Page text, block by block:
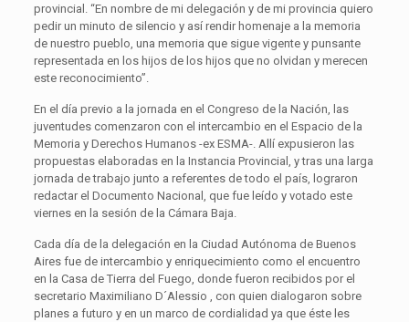
provincial. “En nombre de mi delegación y de mi provincia quiero
pedir un minuto de silencio y así rendir homenaje a la memoria
de nuestro pueblo, una memoria que sigue vigente y punsante
representada en los hijos de los hijos que no olvidan y merecen
este reconocimiento”.
En el día previo a la jornada en el Congreso de la Nación, las
juventudes comenzaron con el intercambio en el Espacio de la
Memoria y Derechos Humanos -ex ESMA-. Allí expusieron las
propuestas elaboradas en la Instancia Provincial, y tras una larga
jornada de trabajo junto a referentes de todo el país, lograron
redactar el Documento Nacional, que fue leído y votado este
viernes en la sesión de la Cámara Baja.
Cada día de la delegación en la Ciudad Autónoma de Buenos
Aires fue de intercambio y enriquecimiento como el encuentro
en la Casa de Tierra del Fuego, donde fueron recibidos por el
secretario Maximiliano D´Alessio , con quien dialogaron sobre
planes a futuro y en un marco de cordialidad ya que éste les